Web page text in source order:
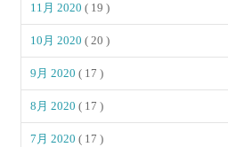
11月 2020( 19 )
10月 2020( 20 )
9月 2020( 17 )
8月 2020( 17 )
7月 2020( 17 )